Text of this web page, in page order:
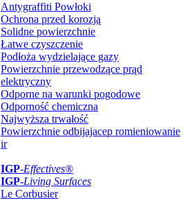
Antygraffiti Powłoki
Ochrona przed korozją
Solidne powierzchnie
Łatwe czyszczenie
Podłoża wydzielające gazy
Powierzchnie przewodzące prąd
elektryczny
Odporne na warunki pogodowe
Odporność chemiczna
Najwyższa trwałość
Powierzchnie odbijajacep romieniowanie
ir
IGP-Effectives®
IGP-Living Surfaces
Le Corbusier